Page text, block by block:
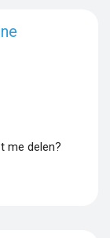
me delen?